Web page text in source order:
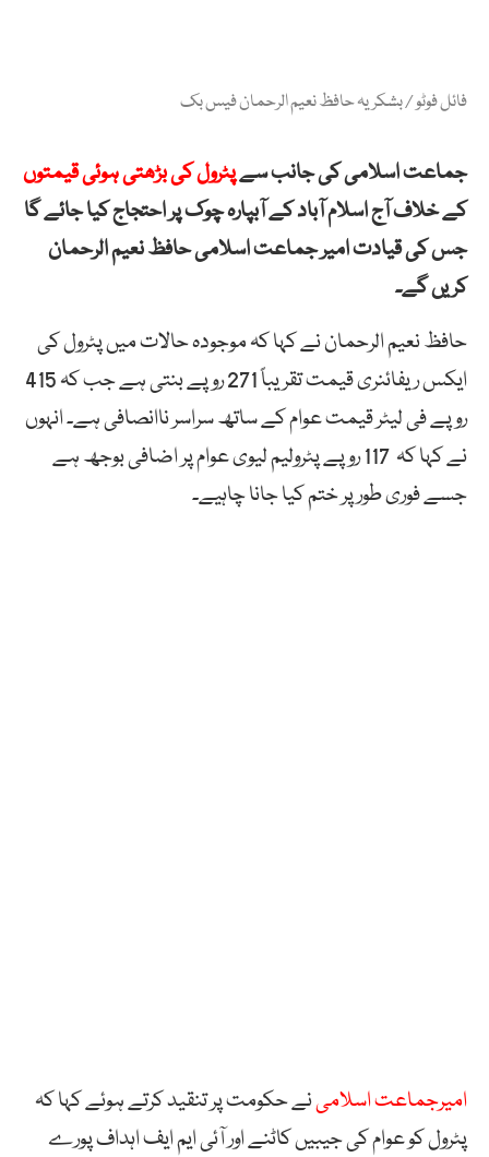
فائل فوٹو / بشکریہ حافظ نعیم الرحمان فیس بک
جماعت اسلامی کی جانب سےپٹرول کی بڑھتی ہوئی قیمتوں
کے خلاف آج اسلام آباد کے آبپارہ چوک پر احتجاج کیا جائے گا
جس کی قیادت امیر جماعت اسلامی حافظ نعیم الرحمان
کریں گے۔
حافظ نعیم الرحمان نے کہا کہ موجودہ حالات میں پٹرول کی
ایکس ریفائنری قیمت تقریباً 271 روپے بنتی ہے جب کہ 415
روپے فی لیٹر قیمت عوام کے ساتھ سراسر ناانصافی ہے۔ انہوں
نے کہا کہ 117 روپے پٹرولیم لیوی عوام پر اضافی بوجھ ہے
جسے فوری طور پر ختم کیا جانا چاہیے۔
امیرجماعت اسلامینے حکومت پر تنقید کرتے ہوئے کہا کہ
پٹرول کو عوام کی جیبیں کاٹنے اور آئی ایم ایف اہداف پورے